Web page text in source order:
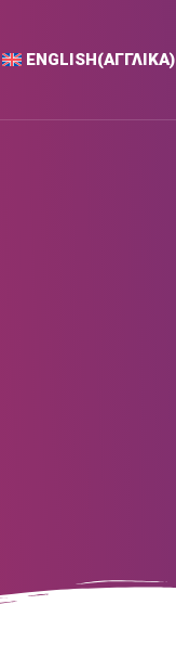
ENGLISH(ΑΓΓΛΙΚΆ)